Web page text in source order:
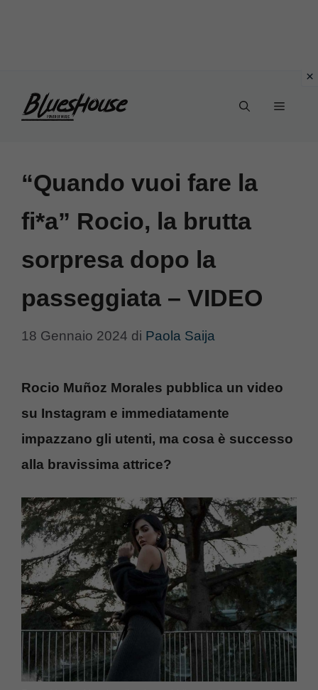
Menu
“Quando vuoi fare la
fi*a” Rocio, la brutta
sorpresa dopo la
passeggiata – VIDEO
18 Gennaio 2024 di Paola Saija
Rocio Muñoz Morales pubblica un video
su Instagram e immediatamente
impazzano gli utenti, ma cosa è successo
alla bravissima attrice?